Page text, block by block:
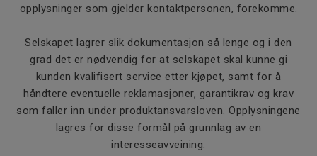
opplysninger som gjelder kontaktpersonen, forekomme.
Selskapet lagrer slik dokumentasjon så lenge og i den
grad det er nødvendig for at selskapet skal kunne gi
kunden kvalifisert service etter kjøpet, samt for å
håndtere eventuelle reklamasjoner, garantikrav og krav
som faller inn under produktansvarsloven. Opplysningene
lagres for disse formål på grunnlag av en
interesseavveining.